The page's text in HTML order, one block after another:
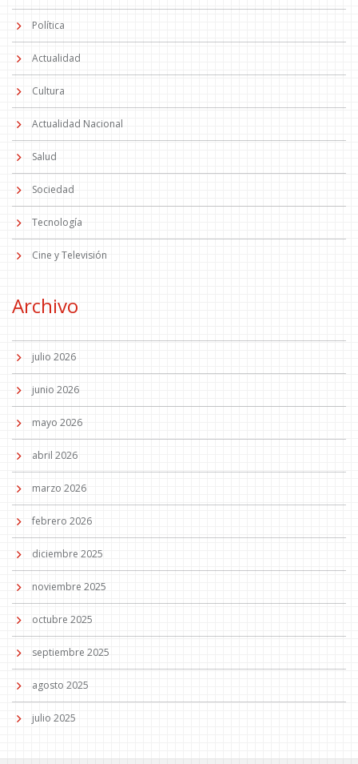
Política
Actualidad
Cultura
Actualidad Nacional
Salud
Sociedad
Tecnología
Cine y Televisión
Archivo
julio 2026
junio 2026
mayo 2026
abril 2026
marzo 2026
febrero 2026
diciembre 2025
noviembre 2025
octubre 2025
septiembre 2025
agosto 2025
julio 2025